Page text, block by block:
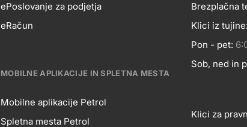
EPOSLOVANJE
ePoslovanje za podjetja
eRačun
MOBILNE APLIKACIJE IN SPLETNA MESTA
Mobilne aplikacije Petrol
Spletna mesta Petrol
Brezplačna
Klici iz tujine:
Pon - pet:
Sob, ned in
Klici za